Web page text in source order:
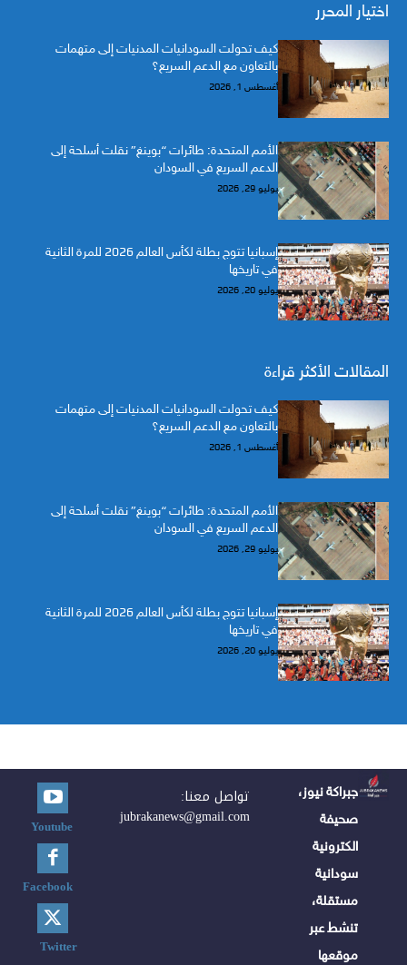
اختيار المحرر
كيف تحولت السودانيات المدنيات إلى متهمات
بالتعاون مع الدعم السريع؟
أغسطس 1, 2026
الأمم المتحدة: طائرات “بوينغ” نقلت أسلحة إلى
الدعم السريع في السودان
يوليو 29, 2026
إسبانيا تتوج بطلة لكأس العالم 2026 للمرة الثانية
في تاريخها
يوليو 20, 2026
المقالات الأكثر قراءة
كيف تحولت السودانيات المدنيات إلى متهمات
بالتعاون مع الدعم السريع؟
أغسطس 1, 2026
الأمم المتحدة: طائرات “بوينغ” نقلت أسلحة إلى
الدعم السريع في السودان
يوليو 29, 2026
إسبانيا تتوج بطلة لكأس العالم 2026 للمرة الثانية
في تاريخها
يوليو 20, 2026
جبراكة نيوز،
صحيفة
الكترونية
سودانية
مستقلة،
تنشط عبر
موقعها
تواصل معنا:
jubrakanews@gmail.com
Youtube
Facebook
Twitter